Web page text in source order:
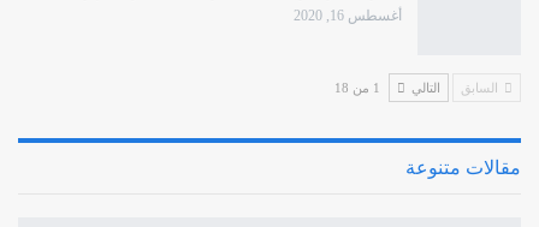
أغسطس 16, 2020
السابق التالي 1 من 18
مقالات متنوعة